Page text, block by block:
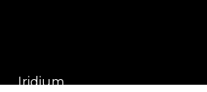
Iridium